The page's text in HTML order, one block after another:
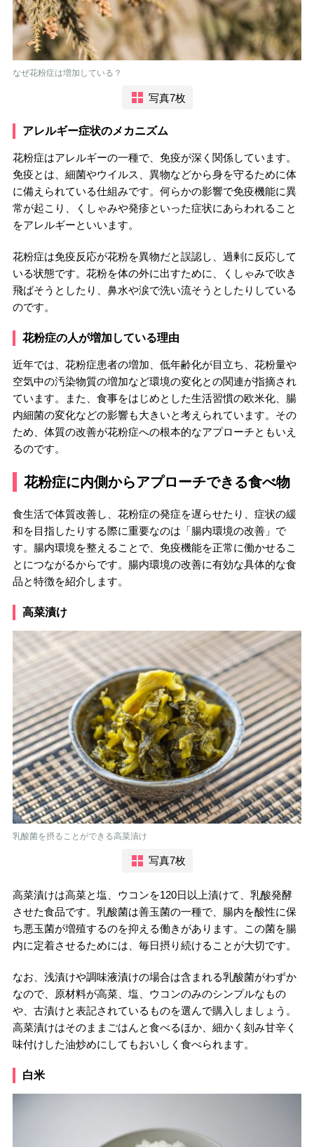
なぜ花粉症は増加している？
写真7枚
アレルギー症状のメカニズム
花粉症はアレルギーの一種で、免疫が深く関係しています。
免疫とは、細菌やウイルス、異物などから身を守るために体
に備えられている仕組みです。何らかの影響で免疫機能に異
常が起こり、くしゃみや発疹といった症状にあらわれること
をアレルギーといいます。
花粉症は免疫反応が花粉を異物だと誤認し、過剰に反応して
いる状態です。花粉を体の外に出すために、くしゃみで吹き
飛ばそうとしたり、鼻水や涙で洗い流そうとしたりしている
のです。
花粉症の人が増加している理由
近年では、花粉症患者の増加、低年齢化が目立ち、花粉量や
空気中の汚染物質の増加など環境の変化との関連が指摘され
ています。また、食事をはじめとした生活習慣の欧米化、腸
内細菌の変化などの影響も大きいと考えられています。その
ため、体質の改善が花粉症への根本的なアプローチともいえ
るのです。
花粉症に内側からアプローチできる食べ物
食生活で体質改善し、花粉症の発症を遅らせたり、症状の緩
和を目指したりする際に重要なのは「腸内環境の改善」で
す。腸内環境を整えることで、免疫機能を正常に働かせるこ
とにつながるからです。腸内環境の改善に有効な具体的な食
品と特徴を紹介します。
高菜漬け
乳酸菌を摂ることができる高菜漬け
写真7枚
高菜漬けは高菜と塩、ウコンを120日以上漬けて、乳酸発酵
させた食品です。乳酸菌は善玉菌の一種で、腸内を酸性に保
ち悪玉菌が増殖するのを抑える働きがあります。この菌を腸
内に定着させるためには、毎日摂り続けることが大切です。
なお、浅漬けや調味液漬けの場合は含まれる乳酸菌がわずか
なので、原材料が高菜、塩、ウコンのみのシンプルなもの
や、古漬けと表記されているものを選んで購入しましょう。
高菜漬けはそのままごはんと食べるほか、細かく刻み甘辛く
味付けした油炒めにしてもおいしく食べられます。
白米